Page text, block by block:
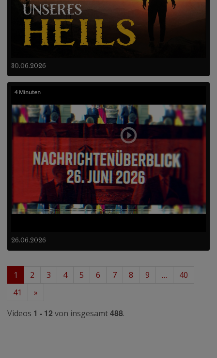
30.06.2026
26.06.2026
4 Minuten
1 2 3 4 5 6 7 8 9 …
40
41
»
Videos 1 - 12 von insgesamt488.